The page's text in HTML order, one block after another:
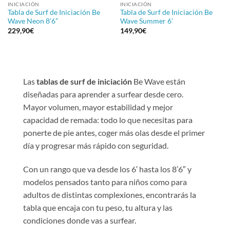
INICIACIÓN
Tabla de Surf de Iniciación Be
Wave Neon 8’6”
229,90€
INICIACIÓN
Tabla de Surf de Iniciación Be
Wave Summer 6’
149,90€
Lastablas de surf de iniciación Be Wave están
diseñadas para aprender a surfear desde cero.
Mayor volumen, mayor estabilidad y mejor
capacidad de remada: todo lo que necesitas para
ponerte de pie antes, coger más olas desde el primer
día y progresar más rápido con seguridad.
Con un rango que va desde los 6′ hasta los 8’6″ y
modelos pensados tanto para niños como para
adultos de distintas complexiones, encontrarás la
tabla que encaja con tu peso, tu altura y las
condiciones donde vas a surfear.